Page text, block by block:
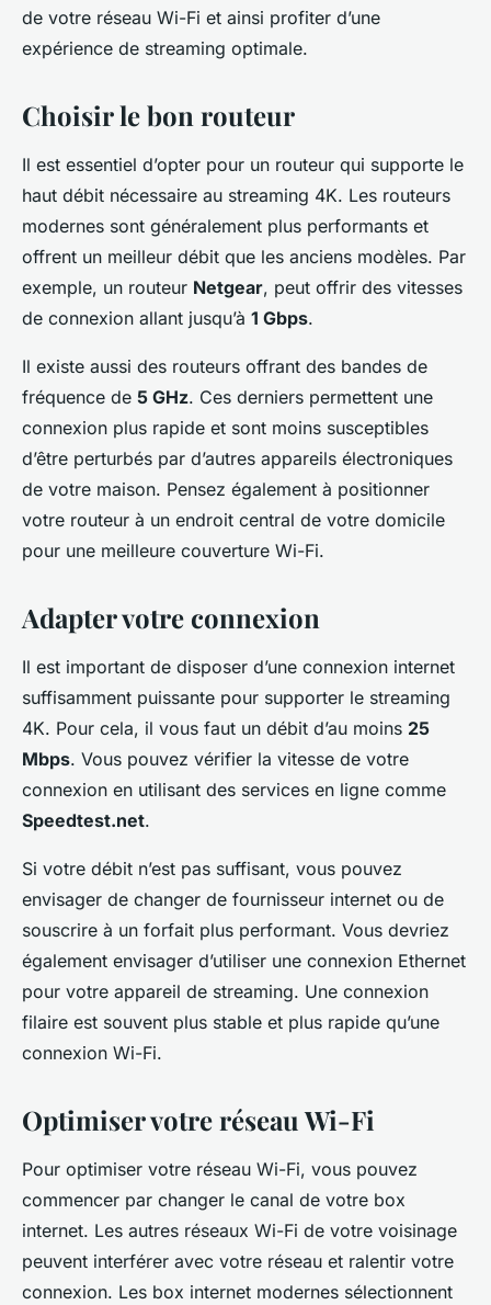
de votre réseau Wi-Fi et ainsi profiter d’une
expérience de streaming optimale.
Choisir le bon routeur
Il est essentiel d’opter pour un routeur qui supporte le
haut débit nécessaire au streaming 4K. Les routeurs
modernes sont généralement plus performants et
offrent un meilleur débit que les anciens modèles. Par
exemple, un routeur Netgear, peut offrir des vitesses
de connexion allant jusqu’à 1 Gbps.
Il existe aussi des routeurs offrant des bandes de
fréquence de 5 GHz. Ces derniers permettent une
connexion plus rapide et sont moins susceptibles
d’être perturbés par d’autres appareils électroniques
de votre maison. Pensez également à positionner
votre routeur à un endroit central de votre domicile
pour une meilleure couverture Wi-Fi.
Adapter votre connexion
Il est important de disposer d’une connexion internet
suffisamment puissante pour supporter le streaming
4K. Pour cela, il vous faut un débit d’au moins 25
Mbps. Vous pouvez vérifier la vitesse de votre
connexion en utilisant des services en ligne comme
Speedtest.net.
Si votre débit n’est pas suffisant, vous pouvez
envisager de changer de fournisseur internet ou de
souscrire à un forfait plus performant. Vous devriez
également envisager d’utiliser une connexion Ethernet
pour votre appareil de streaming. Une connexion
filaire est souvent plus stable et plus rapide qu’une
connexion Wi-Fi.
Optimiser votre réseau Wi-Fi
Pour optimiser votre réseau Wi-Fi, vous pouvez
commencer par changer le canal de votre box
internet. Les autres réseaux Wi-Fi de votre voisinage
peuvent interférer avec votre réseau et ralentir votre
connexion. Les box internet modernes sélectionnent